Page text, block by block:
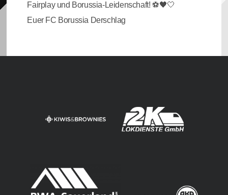
Fairplay und Borussia-Leidenschaft! ⚽🖤🤍
Euer FC Borussia Derschlag